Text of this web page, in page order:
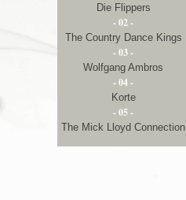
Die Flippers
- 02 -
The Country Dance Kings
- 03 -
Wolfgang Ambros
- 04 -
Korte
- 05 -
The Mick Lloyd Connection